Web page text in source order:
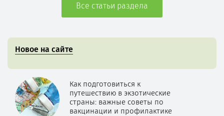
Все статьи раздела
Новое на сайте
Как подготовиться к
путешествию в экзотические
страны: важные советы по
вакцинации и профилактике